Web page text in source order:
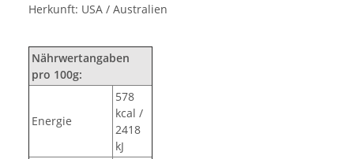
Herkunft: USA / Australien
Nährwertangaben
pro 100g:
Energie
578
kcal /
2418
kJ